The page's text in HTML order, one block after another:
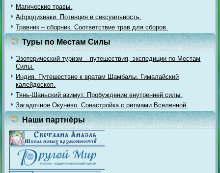
Магические травы.
Афродизиаки. Потенция и сексуальность.
Травник – сборник. Соответствие трав для сборов.
Туры по Местам Силы
Эзотерический туризм – путешествия, экспедиции по Местам
Силы.
Индия. Путешествие к вратам Шамбалы. Гималайский
калейдоскоп.
Тянь-Шаньский азимут. Пробуждение внутренней силы.
Загадочное Окунёво. Сонастройка с ритмами Вселенной.
Наши партнёры